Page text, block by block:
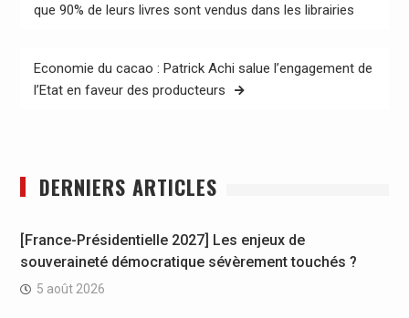
l’article
que 90% de leurs livres sont vendus dans les librairies
Economie du cacao : Patrick Achi salue l’engagement de
l’Etat en faveur des producteurs
DERNIERS ARTICLES
[France-Présidentielle 2027] Les enjeux de
souveraineté démocratique sévèrement touchés ?
5 août 2026